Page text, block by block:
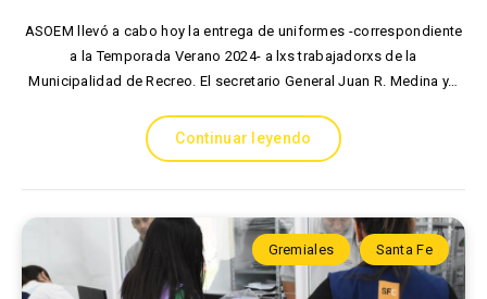
ASOEM llevó a cabo hoy la entrega de uniformes -correspondiente
a la Temporada Verano 2024- a lxs trabajadorxs de la
Municipalidad de Recreo. El secretario General Juan R. Medina y…
Continuar leyendo
Gremiales Santa Fe